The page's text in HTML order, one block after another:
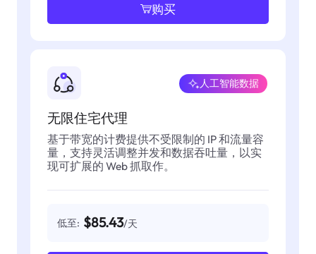
购买
无限住宅代理
人工智能数据
基于带宽的计费提供不受限制的 IP 和流量容
量，支持灵活调整并发和数据吞吐量，以实
现可扩展的 Web 抓取作。
低至: $85.43/天